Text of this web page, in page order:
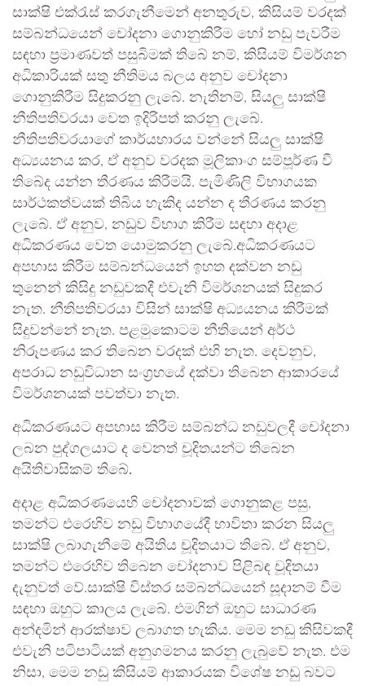
සාක්ෂි එක්රැස් කරගැනීමෙන් අනතුරුව, කිසියම් වරදක්
සම්බන්ධයෙන් චෝදනා ගොනුකිරීම හෝ නඩු පැවරීම
සඳහා ප්‍රමාණවත් පසුබිමක් තිබේ නම්, කිසියම් විමර්ශන
අධිකාරියක් සතු නීතිමය බලය අනුව චෝදනා
ගොනුකිරීම සිදුකරනු ලැබේ. නැතිනම්, සියලු සාක්ෂි
නීතිපතිවරයා වෙත ඉදිරිපත් කරනු ලැබේ.
නීතිපතිවරයාගේ කාර්යභාරය වන්නේ සියලු සාක්ෂි
අධ්‍යයනය කර, ඒ අනුව වරදක මූලිකාංග සම්පූර්ණ වී
තිබේද යන්න තීරණය කිරීමයි. පැමිණිලි විභාගයක
සාර්ථකත්වයක් තිබිය හැකිද යන්න ද තීරණය කරනු
ලැබේ. ඒ අනුව, නඩුව විභාග කිරීම සඳහා අදාළ
අධිකරණය වෙත යොමුකරනු ලැබේ.අධිකරණයට
අපහාස කිරීම සම්බන්ධයෙන් ඉහත දක්වන නඩු
තුනෙන් කිසිදු නඩුවකදී එවැනි විමර්ශනයක් සිදුකර
නැත. නීතිපතිවරයා විසින් සාක්ෂි අධ්‍යයනය කිරීමක්
සිදුවන්නේ නැත. පළමුකොටම නීතියෙන් අර්ථ
නිරූපණය කර තිබෙන වරදක් එහි නැත. දෙවනුව,
අපරාධ නඩුවිධාන සංග්‍රහයේ දක්වා තිබෙන ආකාරයේ
විමර්ශනයක් පවත්වා නැත.
අධිකරණයට අපහාස කිරීම සම්බන්ධ නඩුවලදී චෝදනා
ලබන පුද්ගලයාට ද වෙනත් චූදිතයන්ට තිබෙන
අයිතිවාසිකම් තිබේ.
අදාළ අධිකරණයෙහි චෝදනාවක් ගොනුකළ පසු,
තමන්ට එරෙහිව නඩු විභාගයේදී භාවිතා කරන සියලු
සාක්ෂි ලබාගැනීමේ අයිතිය චූදිතයාට තිබේ. ඒ අනුව,
තමන්ට එරෙහිව තිබෙන චෝදනාව පිළිබඳ චූදිතයා
දැනුවත් වේ.සාක්ෂි විස්තර සම්බන්ධයෙන් සූදානම් වීම
සඳහා ඔහුට කාලය ලැබේ. එමගින් ඔහුට සාධාරණ
අන්දමින් ආරක්ෂාව ලබාගත හැකිය. මෙම නඩු කිසිවකදී
එවැනි පටිපාටියක් අනුගමනය කරනු ලැබුවේ නැත. එම
නිසා, මෙම නඩු කිසියම් ආකාරයක විශේෂ නඩු බවට